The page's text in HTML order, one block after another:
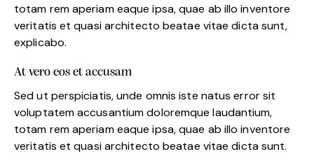
totam rem aperiam eaque ipsa, quae ab illo inventore
veritatis et quasi architecto beatae vitae dicta sunt,
explicabo.
At vero eos et accusam
Sed ut perspiciatis, unde omnis iste natus error sit
voluptatem accusantium doloremque laudantium,
totam rem aperiam eaque ipsa, quae ab illo inventore
veritatis et quasi architecto beatae vitae dicta sunt.